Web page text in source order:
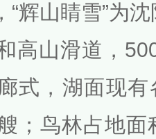
“辉山睛雪”为
高山滑道，
式，湖面现
；鸟林占地